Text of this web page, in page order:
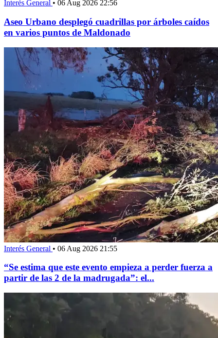
Interés General • 06 Aug 2026 22:56
Aseo Urbano desplegó cuadrillas por árboles caídos
en varios puntos de Maldonado
Interés General • 06 Aug 2026 21:55
“Se estima que este evento empieza a perder fuerza a
partir de las 2 de la madrugada”: el...